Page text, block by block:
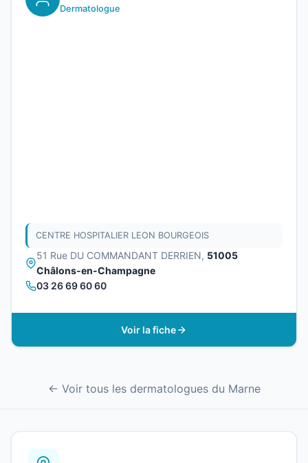
Dermatologue
CENTRE HOSPITALIER LEON BOURGEOIS
51 Rue DU COMMANDANT DERRIEN, 51005
Châlons-en-Champagne
03 26 69 60 60
Voir la fiche
← Voir tous les dermatologues du Marne